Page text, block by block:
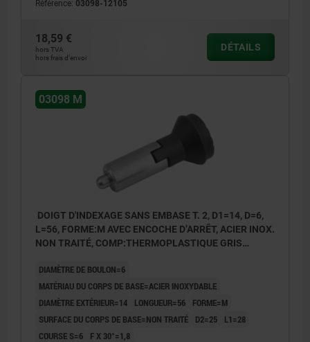
Référence: 03098-12105
18,59 €
hors TVA
hors frais d’envoi
DÉTAILS
03098 M
DOIGT D'INDEXAGE SANS EMBASE T. 2, D1=14, D=6,
L=56, FORME:M AVEC ENCOCHE D’ARRÊT, ACIER INOX.
NON TRAITÉ, COMP:THERMOPLASTIQUE GRIS
DIAMÈTRE DE BOULON=6
MATÉRIAU DU CORPS DE BASE=ACIER INOXYDABLE
DIAMÈTRE EXTÉRIEUR=14
LONGUEUR=56
FORME=M
SURFACE DU CORPS DE BASE=NON TRAITÉ
D2=25
L1=28
COURSE S=6
F X 30°=1,8